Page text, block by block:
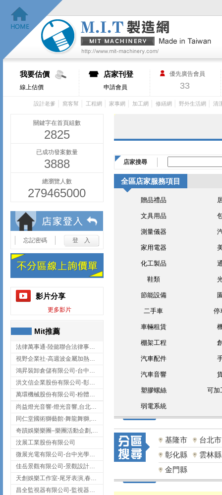
我要估價
線上估價
店家刊登
申請會員
優先廣告會員
33
設計老爹 窩客幫 工程網 家事網 加工網 修繕網 野外生活網 清
關鍵字在首頁組數
2825
已成功發案數量
3888
總瀏覽人數
279465000
忘記密碼
影片分享
更多影片
Mit推薦
法律萬事通-陸懿聯合法律事務所
視野企業社-高週波金屬加熱設備,彰化高週波金屬加熱設備
鴻昇裝卸倉儲有限公司-台中貨櫃裝卸
洪文信企業股份有限公司-彰化鋅合金鑄造,彰化五金加工,彰化五金配件
萬環機械股份有限公司-粉體塗裝設備,輸送機,輸送機設備,台南輸送機
尚益燈光音響-燈光音響,台北燈光音響,台北燈光音響出租
同仁堂國術獅藝館-舞龍舞獅,台中舞龍舞獅
奇蹟娛樂樂團–樂團活動企劃,台中樂團表演,台中婚禮樂團
汶展工業股份有限公司
微展光電有限公司-台中光學鍍膜,optical filter taiwan,台灣光學鍍膜
佳岳景觀有限公司-景觀設計公司,台北景觀設計,台北景觀工程,中山區景觀設計
天創娛樂工作室-尾牙表演,春酒表演,板橋尾牙表演
昌全監視器有限公司-監視器安裝,高雄監視器安裝,鳳山區監視器安裝
店家搜尋
全區店家服務項目
贈品禮品
文具用品
測量儀器
家用電器
化工製品
鞋類
節能設備
二手車 停
車輛租賃
棚架工程
汽車配件
汽車音響
塑膠螺絲 可加
弱電系統
基隆市
台北市
彰化縣
雲林縣
金門縣